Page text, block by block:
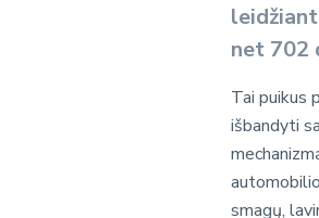
net 702
Tai puikus
išbandyti
smagų,